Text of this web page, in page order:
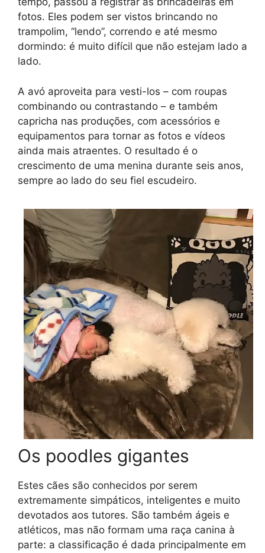
fotos. Eles podem ser vistos brincando no
trampolim, “lendo”, correndo e até mesmo
dormindo: é muito difícil que não estejam lado a
lado.
A avó aproveita para vesti-los – com roupas
combinando ou contrastando – e também
capricha nas produções, com acessórios e
equipamentos para tornar as fotos e vídeos
ainda mais atraentes. O resultado é o
crescimento de uma menina durante seis anos,
sempre ao lado do seu fiel escudeiro.
Os poodles gigantes
Estes cães são conhecidos por serem
extremamente simpáticos, inteligentes e muito
devotados aos tutores. São também ágeis e
atléticos, mas não formam uma raça canina à
parte: a classificação é dada principalmente em